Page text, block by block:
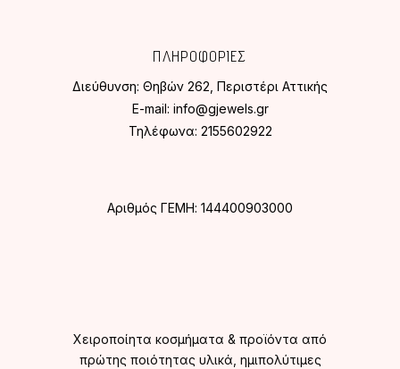
ΠΛΗΡΟΦΟΡΙΕΣ
Διεύθυνση: Θηβών 262, Περιστέρι Αττικής
E-mail: info@gjewels.gr
Τηλέφωνα: 2155602922
Αριθμός ΓΕΜΗ: 144400903000
Χειροποίητα κοσμήματα & προϊόντα από
πρώτης ποιότητας υλικά, ημιπολύτιμες